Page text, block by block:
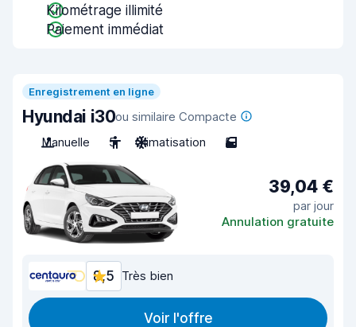
Kilométrage illimité
Paiement immédiat
Enregistrement en ligne
Hyundai i30ou similaire Compacte
Manuelle
5 Climatisation 5
39,04 €
par jour
Annulation gratuite
8,5 Très bien
Voir l'offre